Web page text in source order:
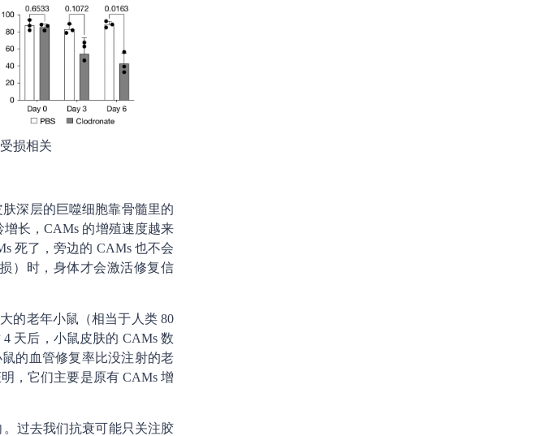
损相关
深层的巨噬细胞靠骨髓里的
长，CAMs 的增殖速度越来
死了，旁边的 CAMs 也不会
）时，身体才会激活修复信
的老年小鼠（相当于人类 80
天后，小鼠皮肤的 CAMs 数
的血管修复率比没注射的老
，它们主要是原有 CAMs 增
过去我们抗衰可能只关注胶